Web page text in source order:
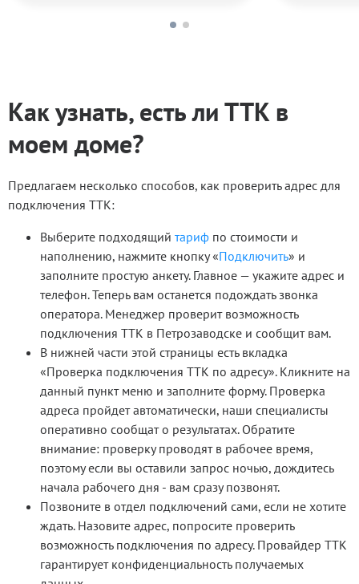
Как узнать, есть ли ТТК в
моем доме?
Предлагаем несколько способов, как проверить адрес для
подключения ТТК:
Выберите подходящий тариф по стоимости и
наполнению, нажмите кнопку «Подключить» и
заполните простую анкету. Главное — укажите адрес и
телефон. Теперь вам останется подождать звонка
оператора. Менеджер проверит возможность
подключения ТТК в Петрозаводске и сообщит вам.
В нижней части этой страницы есть вкладка
«Проверка подключения ТТК по адресу». Кликните на
данный пункт меню и заполните форму. Проверка
адреса пройдет автоматически, наши специалисты
оперативно сообщат о результатах. Обратите
внимание: проверку проводят в рабочее время,
поэтому если вы оставили запрос ночью, дождитесь
начала рабочего дня - вам сразу позвонят.
Позвоните в отдел подключений сами, если не хотите
ждать. Назовите адрес, попросите проверить
возможность подключения по адресу. Провайдер ТТК
гарантирует конфиденциальность получаемых